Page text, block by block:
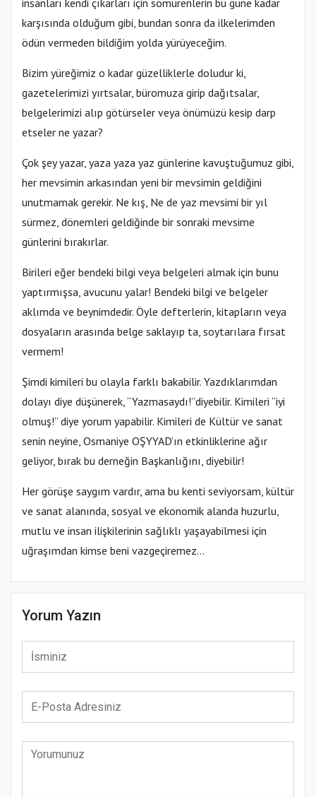
karşısında olduğum gibi, bundan sonra da ilkelerimden
ödün vermeden bildiğim yolda yürüyeceğim.
Bizim yüreğimiz o kadar güzelliklerle doludur ki,
gazetelerimizi yırtsalar, büromuza girip dağıtsalar,
belgelerimizi alıp götürseler veya önümüzü kesip darp
etseler ne yazar?
Çok şey yazar, yaza yaza yaz günlerine kavuştuğumuz gibi,
her mevsimin arkasından yeni bir mevsimin geldiğini
unutmamak gerekir. Ne kış, Ne de yaz mevsimi bir yıl
sürmez, dönemleri geldiğinde bir sonraki mevsime
günlerini bırakırlar.
Birileri eğer bendeki bilgi veya belgeleri almak için bunu
yaptırmışsa, avucunu yalar! Bendeki bilgi ve belgeler
aklımda ve beynimdedir. Öyle defterlerin, kitapların veya
dosyaların arasında belge saklayıp ta, soytarılara fırsat
vermem!
Şimdi kimileri bu olayla farklı bakabilir. Yazdıklarımdan
dolayı diye düşünerek, “Yazmasaydı!”diyebilir. Kimileri “iyi
olmuş!” diye yorum yapabilir. Kimileri de Kültür ve sanat
senin neyine, Osmaniye OŞYYAD’ın etkinliklerine ağır
geliyor, bırak bu derneğin Başkanlığını, diyebilir!
Her görüşe saygım vardır, ama bu kenti seviyorsam, kültür
ve sanat alanında, sosyal ve ekonomik alanda huzurlu,
mutlu ve insan ilişkilerinin sağlıklı yaşayabilmesi için
uğraşımdan kimse beni vazgeçiremez…
Yorum Yazın